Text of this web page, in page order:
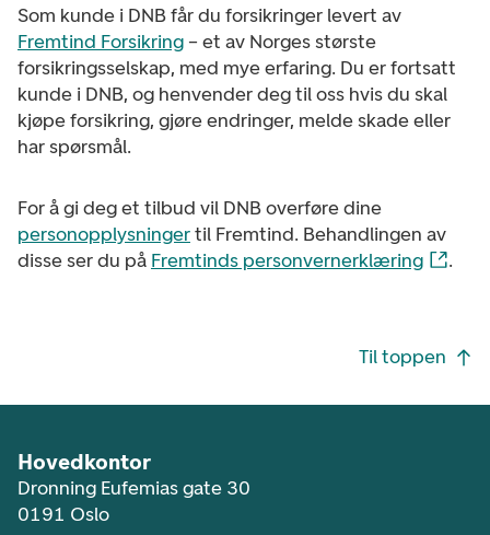
Som kunde i DNB får du forsikringer levert av
Fremtind Forsikring – et av Norges største
forsikringsselskap, med mye erfaring. Du er fortsatt
kunde i DNB, og henvender deg til oss hvis du skal
kjøpe forsikring, gjøre endringer, melde skade eller
har spørsmål.
For å gi deg et tilbud vil DNB overføre dine
personopplysningertil Fremtind. Behandlingen av
disse ser du på Fremtinds personvernerklæring .
Til toppen
Hovedkontor
Dronning Eufemias gate 30
0191 Oslo